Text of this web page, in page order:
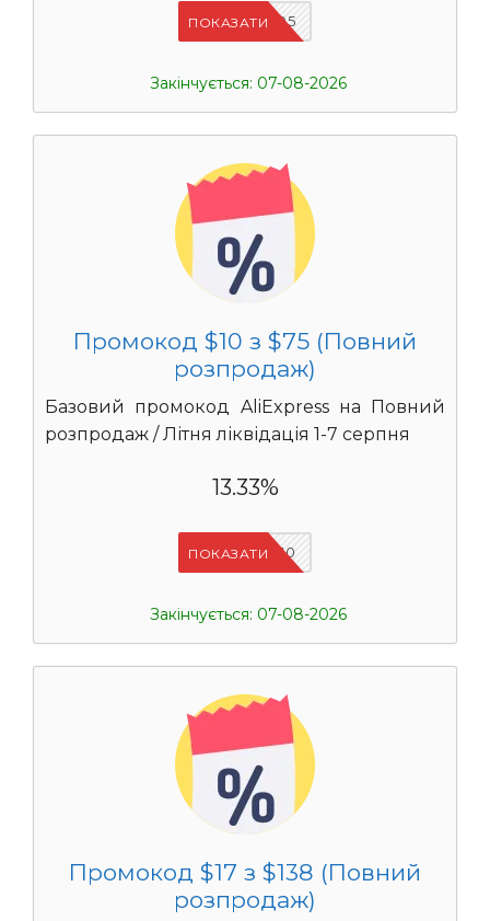
UASC05
ПОКАЗАТИ
Закінчується: 07-08-2026
Промокод $10 з $75 (Повний
розпродаж)
Базовий промокод AliExpress на Повний
розпродаж / Літня ліквідація 1-7 серпня
13.33%
UASC10
ПОКАЗАТИ
Закінчується: 07-08-2026
Промокод $17 з $138 (Повний
розпродаж)